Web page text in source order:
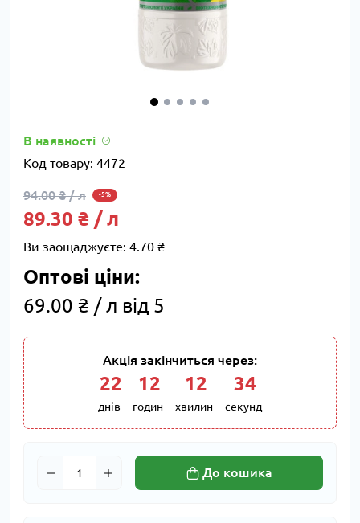
В наявності
Код товару: 4472
94.00 ₴ / л -5%
89.30 ₴ / л
Ви заощаджуєте: 4.70 ₴
Оптові ціни:
69.00 ₴ / л від 5
Акція закінчиться через:
22
днів
12
годин
12
хвилин
33
секунд
До кошика